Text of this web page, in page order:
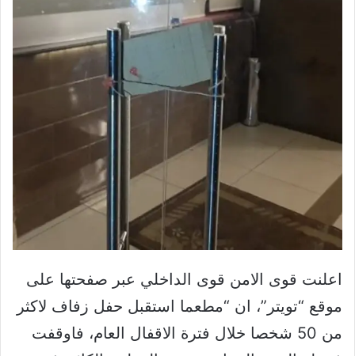
اعلنت قوى الامن قوى الداخلي عبر صفحتها على
موقع “تويتر”، ان “مطعما استقبل حفل زفاف لاكثر
من 50 شخصا خلال فترة الاقفال العام، فاوقفت